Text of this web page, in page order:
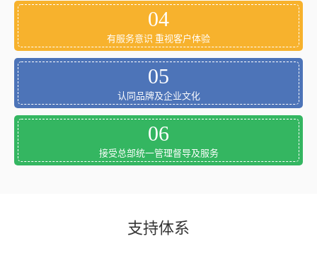
04
有服务意识 重视客户体验
05
认同品牌及企业文化
06
接受总部统一管理督导及服务
支持体系